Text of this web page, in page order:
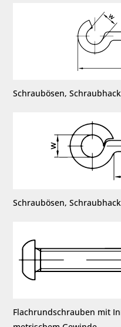
Schraubösen,
Schraubösen,
Flachrundschrauben mit